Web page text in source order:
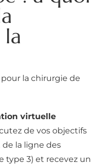
pour la chirurgie de
virtuelle
de vos objectifs
la ligne des
type 3) et recevez un